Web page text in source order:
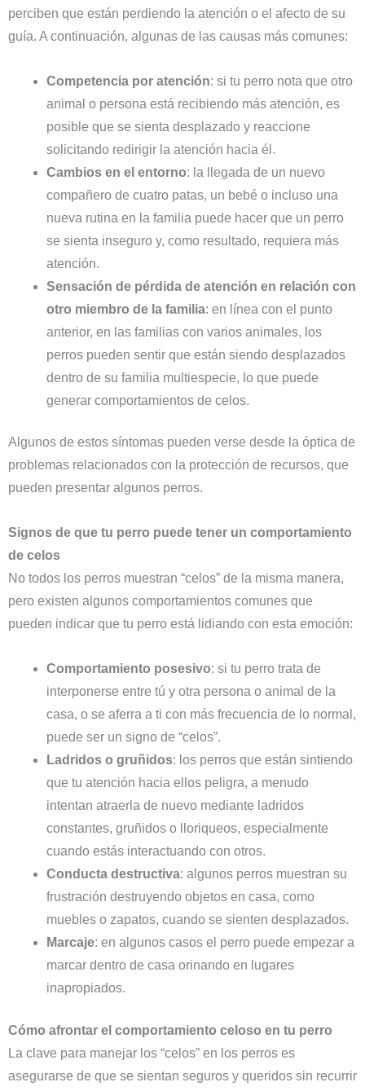
perciben que están perdiendo la atención o el afecto de su
guía. A continuación, algunas de las causas más comunes:
Competencia por atención: si tu perro nota que otro
animal o persona está recibiendo más atención, es
posible que se sienta desplazado y reaccione
solicitando redirigir la atención hacia él.
Cambios en el entorno: la llegada de un nuevo
compañero de cuatro patas, un bebé o incluso una
nueva rutina en la familia puede hacer que un perro
se sienta inseguro y, como resultado, requiera más
atención.
Sensación de pérdida de atención en relación con
otro miembro de la familia: en línea con el punto
anterior, en las familias con varios animales, los
perros pueden sentir que están siendo desplazados
dentro de su familia multiespecie, lo que puede
generar comportamientos de celos.
Algunos de estos síntomas pueden verse desde la óptica de
problemas relacionados con la protección de recursos, que
pueden presentar algunos perros.
Signos de que tu perro puede tener un comportamiento
de celos
No todos los perros muestran “celos” de la misma manera,
pero existen algunos comportamientos comunes que
pueden indicar que tu perro está lidiando con esta emoción:
Comportamiento posesivo: si tu perro trata de
interponerse entre tú y otra persona o animal de la
casa, o se aferra a ti con más frecuencia de lo normal,
puede ser un signo de “celos”.
Ladridos o gruñidos: los perros que están sintiendo
que tu atención hacia ellos peligra, a menudo
intentan atraerla de nuevo mediante ladridos
constantes, gruñidos o lloriqueos, especialmente
cuando estás interactuando con otros.
Conducta destructiva: algunos perros muestran su
frustración destruyendo objetos en casa, como
muebles o zapatos, cuando se sienten desplazados.
Marcaje: en algunos casos el perro puede empezar a
marcar dentro de casa orinando en lugares
inapropiados.
Cómo afrontar el comportamiento celoso en tu perro
La clave para manejar los “celos” en los perros es
asegurarse de que se sientan seguros y queridos sin recurrir